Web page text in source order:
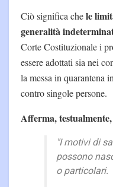
Ciò significa chele
generalità
Corte Costituzionale i
essere adottati sia nei
la messa in quarantena
contro singole persone.
Afferma,
"I motivi di
possono
o particolari.